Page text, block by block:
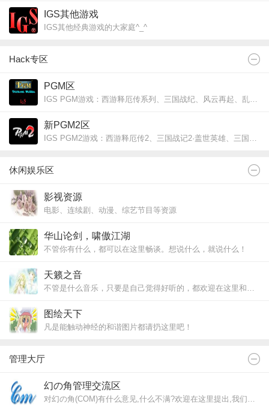
IGS其他游戏
IGS其他经典游戏的大家庭^_^
Hack专区
PGM区
IGS PGM游戏：西游释厄传系列、三国战纪、风云再起、乱世枭雄、三国战纪2、群雄争霸、神剑伏魔录等hack
新PGM2区
IGS PGM2游戏：西游释厄传2、三国战记2·盖世英雄、三国战纪3 hack 交流区
休闲娱乐区
影视资源
电影、连续剧、动漫、综艺节目等资源
华山论剑，啸傲江湖
不管你有什么，都可以在这里畅谈。想说什么，就说什么！
天籁之音
不管是什么音乐，只要是自己觉得好听的，都欢迎在这里和大家一起分享^_^
图绘天下
凡是能触动神经的和谐图片都请扔这里吧！
管理大厅
幻の角管理交流区
对幻の角(COM)有什么意见,什么不满?欢迎在这里提出,我们会尽快答复和处理的^_^